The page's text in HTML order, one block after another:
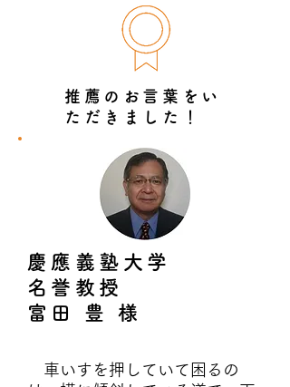
推薦のお言葉をい
ただきました！
慶應義塾大学
名誉教授
富田 豊 様
車いすを押していて困るの